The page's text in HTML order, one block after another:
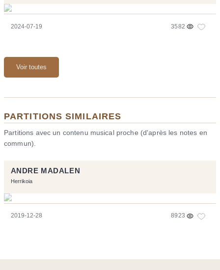
2024-07-19 3582
Voir toutes
PARTITIONS SIMILAIRES
Partitions avec un contenu musical proche (d'après les notes en
commun).
ANDRE MADALEN
Herrikoia
2019-12-28 8923